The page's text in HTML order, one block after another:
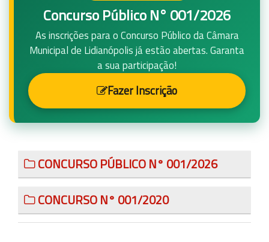
Concurso Público N° 001/2026
As inscrições para o Concurso Público da Câmara
Municipal de Lidianópolis já estão abertas. Garanta
a sua participação!
Fazer Inscrição
CONCURSO PÚBLICO N° 001/2026
CONCURSO N° 001/2020